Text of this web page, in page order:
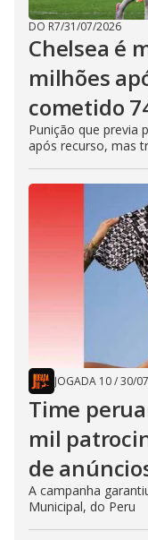
DO R7/31/07/2026
Chelsea é
milhões
cometido
Punição que previa
após recurso, mas
JOGADA 10/30/
Time
mil
de
A campanha
Municipal, do Peru